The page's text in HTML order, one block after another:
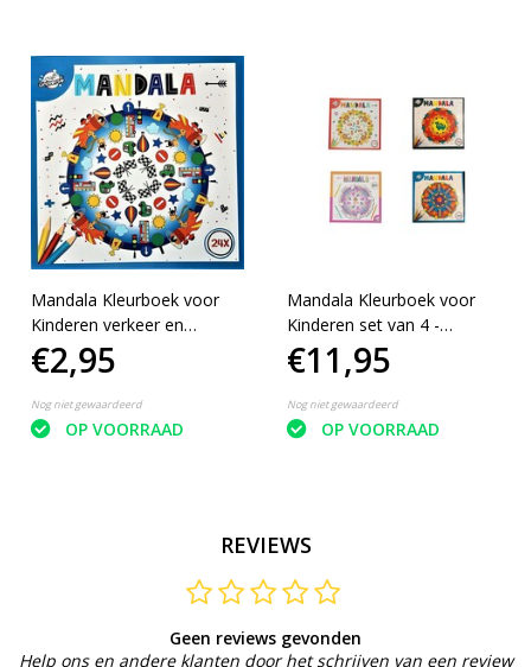
Mandala Kleurboek voor
Kinderen verkeer en
vervoer - geschikt voor
kleurpotloden en
kleurstiften
€2,95
Nog niet gewaardeerd
OP VOORRAAD
Mandala Kleurboek voor
Kinderen set van 4 -
geschikt voor kleurpotloden
en kleurstiften
€11,95
Nog niet gewaardeerd
OP VOORRAAD
REVIEWS
Geen reviews gevonden
Help ons en andere klanten door het schrijven van een review